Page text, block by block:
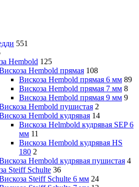
551
Hembold 125
Hembold прямая 108
Вискоза Hembold прямая 6 мм 89
Вискоза Hembold прямая 7 мм 8
Вискоза Hembold прямая 9 мм 9
Hembold пушистая 2
Hembold кудрявая 14
Вискоза Helmbold кудрявая SEP 6
мм 11
Вискоза Hembold кудрявая HS
180 2
Hembold кудрявая пушистая 4
Steiff Schulte 36
Steiff Schulte 6 мм 24